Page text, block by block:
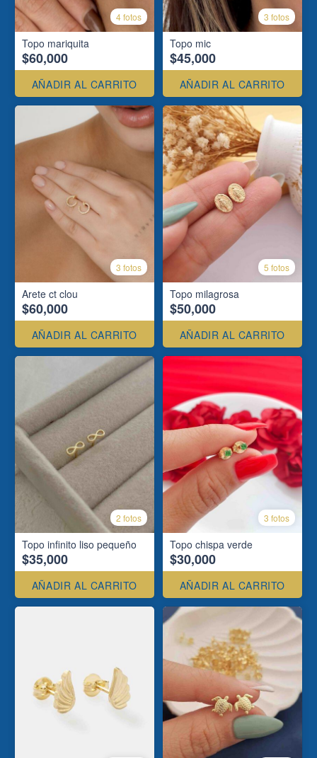
4 fotos
Topo mariquita
$60,000
AÑADIR AL CARRITO
3 fotos
Topo mic
$45,000
AÑADIR AL CARRITO
3 fotos
Arete ct clou
$60,000
AÑADIR AL CARRITO
5 fotos
Topo milagrosa
$50,000
AÑADIR AL CARRITO
2 fotos
Topo infinito liso pequeño
$35,000
AÑADIR AL CARRITO
3 fotos
Topo chispa verde
$30,000
AÑADIR AL CARRITO